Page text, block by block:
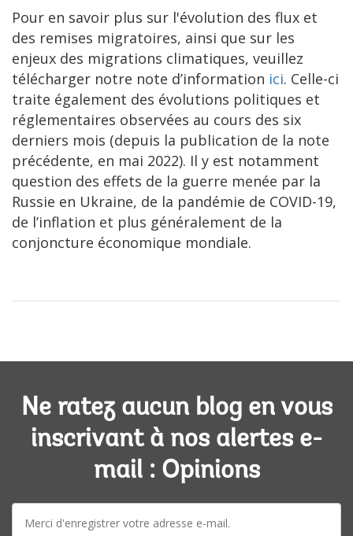
Pour en savoir plus sur l'évolution des flux et
des remises migratoires, ainsi que sur les
enjeux des migrations climatiques, veuillez
télécharger notre note d’information ici. Celle-ci
traite également des évolutions politiques et
réglementaires observées au cours des six
derniers mois (depuis la publication de la note
précédente, en mai 2022). Il y est notamment
question des effets de la guerre menée par la
Russie en Ukraine, de la pandémie de COVID-19,
de l’inflation et plus généralement de la
conjoncture économique mondiale.
Ne ratez aucun blog en vous
inscrivant à nos alertes e-
mail : Opinions
mail: